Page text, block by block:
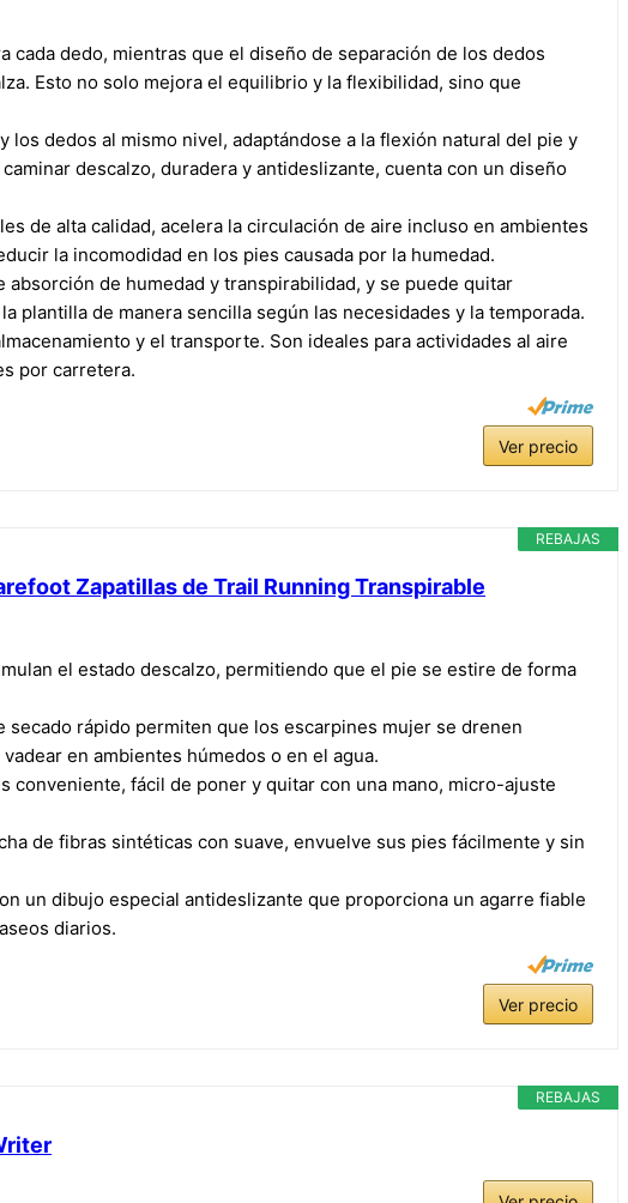
cada dedo, mientras que el diseño de separación de los dedos
Esto no solo mejora el equilibrio y la flexibilidad, sino que
los dedos al mismo nivel, adaptándose a la flexión natural del pie y
descalzo, duradera y antideslizante, cuenta con un diseño
de alta calidad, acelera la circulación de aire incluso en ambientes
la incomodidad en los pies causada por la humedad.
de humedad y transpirabilidad, y se puede quitar
plantilla de manera sencilla según las necesidades y la temporada.
y el transporte. Son ideales para actividades al aire
por carretera.
Ver precio
REBAJAS
Zapatillas de Trail Running Transpirable
el estado descalzo, permitiendo que el pie se estire de forma
rápido permiten que los escarpines mujer se drenen
en ambientes húmedos o en el agua.
conveniente, fácil de poner y quitar con una mano, micro-ajuste
de fibras sintéticas con suave, envuelve sus pies fácilmente y sin
un dibujo especial antideslizante que proporciona un agarre fiable
diarios.
Ver precio
REBAJAS